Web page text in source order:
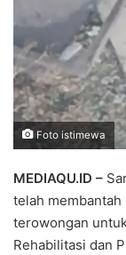
Foto istimewa
MEDIAQU.ID –
telah
terowongan
Rehabilitasi dan